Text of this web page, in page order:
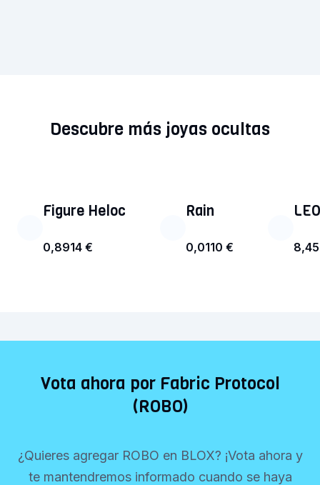
Descubre más joyas ocultas
Figure Heloc
0,8914 €
Rain
0,0110 €
Vota ahora por Fabric Protocol
(ROBO)
¿Quieres agregar ROBO en BLOX? ¡Vota ahora y
te mantendremos informado cuando se haya